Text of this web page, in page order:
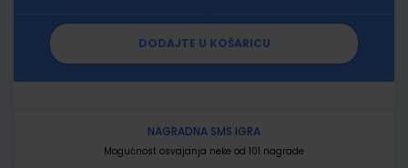
DODAJTE U KOŠARICU
NAGRADNA SMS IGRA
Mogućnost osvajanja neke od 101 nagrade